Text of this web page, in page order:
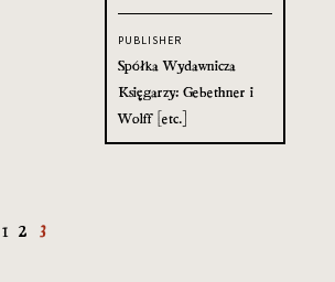
PUBLISHER
Spółka Wydawnicza
Księgarzy: Gebethner i
Wolff [etc.]
1 2 3